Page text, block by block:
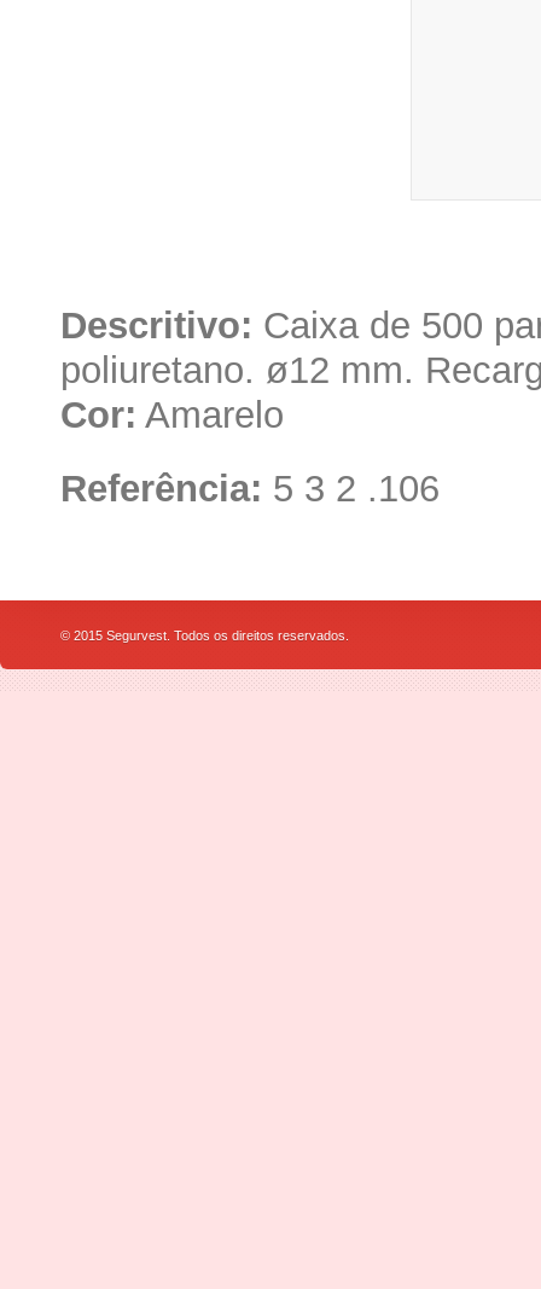
Descritivo: Caixa de 500
poliuretano. ø12 mm.
Cor: Amarelo
Referência: 5 3 2 .106
© 2015 Segurvest. Todos os direitos reservados.